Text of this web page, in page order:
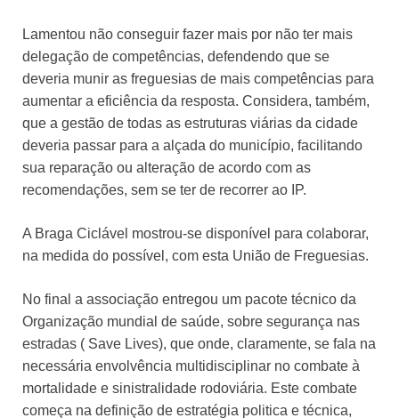
Lamentou não conseguir fazer mais por não ter mais
delegação de competências, defendendo que se
deveria munir as freguesias de mais competências para
aumentar a eficiência da resposta. Considera, também,
que a gestão de todas as estruturas viárias da cidade
deveria passar para a alçada do município, facilitando
sua reparação ou alteração de acordo com as
recomendações, sem se ter de recorrer ao IP.
A Braga Ciclável mostrou-se disponível para colaborar,
na medida do possível, com esta União de Freguesias.
No final a associação entregou um pacote técnico da
Organização mundial de saúde, sobre segurança nas
estradas ( Save Lives), que onde, claramente, se fala na
necessária envolvência multidisciplinar no combate à
mortalidade e sinistralidade rodoviária. Este combate
começa na definição de estratégia politica e técnica,